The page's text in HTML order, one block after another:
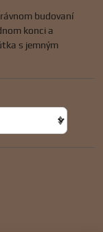
budovaní
konci a
s jemným